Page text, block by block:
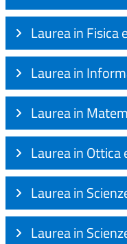
Laurea in Fisica
Laurea in
Laurea in
Laurea in
Laurea in
Laurea in